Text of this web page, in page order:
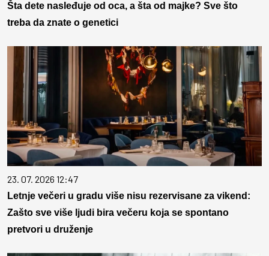
Šta dete nasleđuje od oca, a šta od majke? Sve što
treba da znate o genetici
23. 07. 2026 12:47
Letnje večeri u gradu više nisu rezervisane za vikend:
Zašto sve više ljudi bira večeru koja se spontano
pretvori u druženje